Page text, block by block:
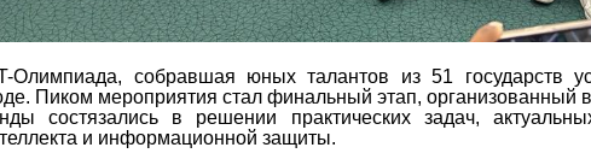
Олимпиада, собравшая юных талантов из 51 государств
Пиком мероприятия стал финальный этап, организованный
состязались в решении практических задач,
и информационной защиты.